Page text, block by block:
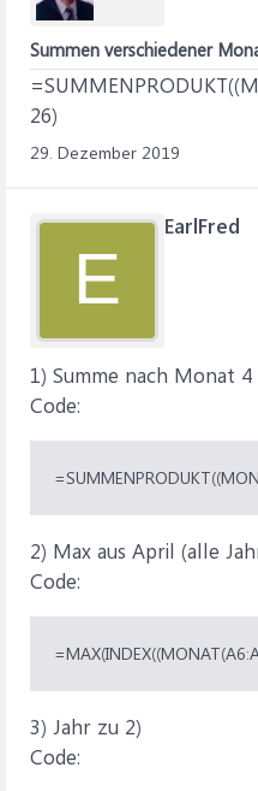
Summen verschiedener
26)
29. Dezember 2019
E
EarlFred
1) Summe nach Monat
Code:
2) Max aus April (alle
Code:
3) Jahr zu 2)
Code: